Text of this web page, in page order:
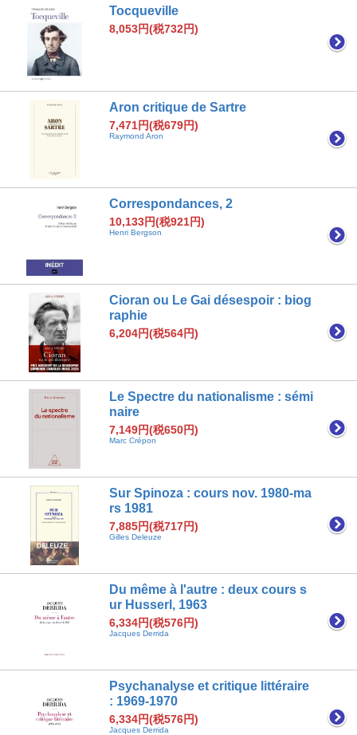
Tocqueville
8,053円(税732円)
Aron critique de Sartre
7,471円(税679円)
Raymond Aron
Correspondances, 2
10,133円(税921円)
Henri Bergson
Cioran ou Le Gai désespoir : biog
raphie
6,204円(税564円)
Le Spectre du nationalisme : sémi
naire
7,149円(税650円)
Marc Crépon
Sur Spinoza : cours nov. 1980-ma
rs 1981
7,885円(税717円)
Gilles Deleuze
Du même à l'autre : deux cours s
ur Husserl, 1963
6,334円(税576円)
Jacques Derrida
Psychanalyse et critique littéraire
: 1969-1970
6,334円(税576円)
Jacques Derrida